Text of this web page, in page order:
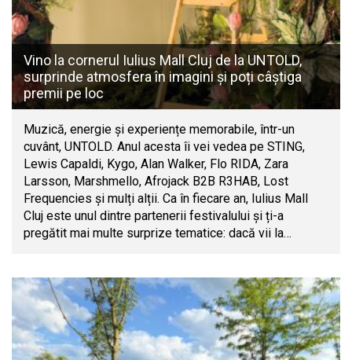
Vino la cornerul Iulius Mall Cluj de la UNTOLD,
surprinde atmosfera în imagini și poți câștiga
premii pe loc
Muzică, energie și experiențe memorabile, într-un
cuvânt, UNTOLD. Anul acesta îi vei vedea pe STING,
Lewis Capaldi, Kygo, Alan Walker, Flo RIDA, Zara
Larsson, Marshmello, Afrojack B2B R3HAB, Lost
Frequencies și mulți alții. Ca în fiecare an, Iulius Mall
Cluj este unul dintre partenerii festivalului și ți-a
pregătit mai multe surprize tematice: dacă vii la…